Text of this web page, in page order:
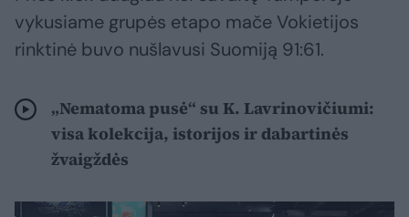
vykusiame grupės etapo mače Vokietijos
rinktinė buvo nušlavusi Suomiją 91:61.
„Nematoma pusė“ su K. Lavrinovičiumi:
visa kolekcija, istorijos ir dabartinės
žvaigždės